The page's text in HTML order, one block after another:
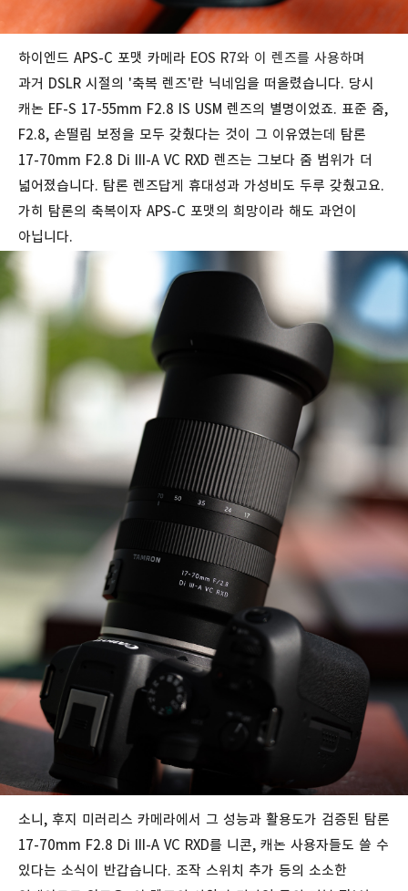
하이엔드 APS-C 포맷 카메라 EOS R7와 이 렌즈를 사용하며
과거 DSLR 시절의 '축복 렌즈'란 닉네임을 떠올렸습니다. 당시
캐논 EF-S 17-55mm F2.8 IS USM 렌즈의 별명이었죠. 표준 줌,
F2.8, 손떨림 보정을 모두 갖췄다는 것이 그 이유였는데 탐론
17-70mm F2.8 Di III-A VC RXD 렌즈는 그보다 줌 범위가 더
넓어졌습니다. 탐론 렌즈답게 휴대성과 가성비도 두루 갖췄고요.
가히 탐론의 축복이자 APS-C 포맷의 희망이라 해도 과언이
아닙니다.
소니, 후지 미러리스 카메라에서 그 성능과 활용도가 검증된 탐론
17-70mm F2.8 Di III-A VC RXD를 니콘, 캐논 사용자들도 쓸 수
있다는 소식이 반갑습니다. 조작 스위치 추가 등의 소소한